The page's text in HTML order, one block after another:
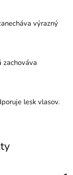
výrazný
zachováva
lesk vlasov.